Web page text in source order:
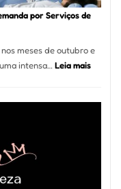
por Serviços de
meses de outubro e
intensa… Leia mais: